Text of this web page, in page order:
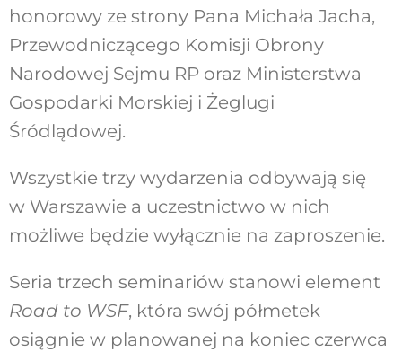
honorowy ze strony Pana Michała Jacha,
Przewodniczącego Komisji Obrony
Narodowej Sejmu RP oraz Ministerstwa
Gospodarki Morskiej i Żeglugi
Śródlądowej.
Wszystkie trzy wydarzenia odbywają się
w Warszawie a uczestnictwo w nich
możliwe będzie wyłącznie na zaproszenie.
Seria trzech seminariów stanowi element
Road to WSF, która swój półmetek
osiągnie w planowanej na koniec czerwca